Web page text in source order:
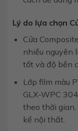
Lý do lựa chọn
Cửa
nhiều nguyên
tốt và độ bền
Lớp film màu
GLX-WPC
theo thời
kế nội thất.